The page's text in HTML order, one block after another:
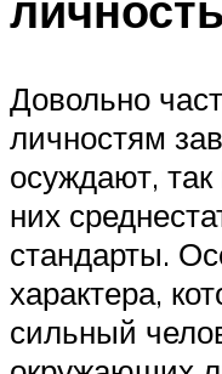
Довольно
личностям
осуждают,
них
стандарты.
характера,
сильный